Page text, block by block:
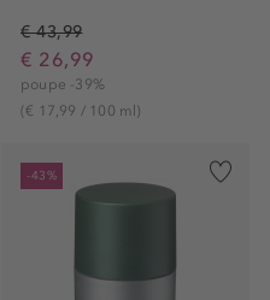
€ 43,99
€ 26,99
poupe -39%
(€ 17,99 / 100 ml)
-43%